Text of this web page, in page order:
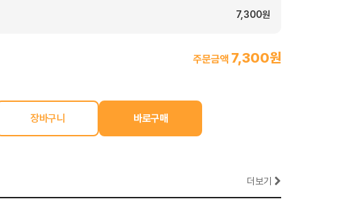
7,300원
주문금액 7,300원
더보기